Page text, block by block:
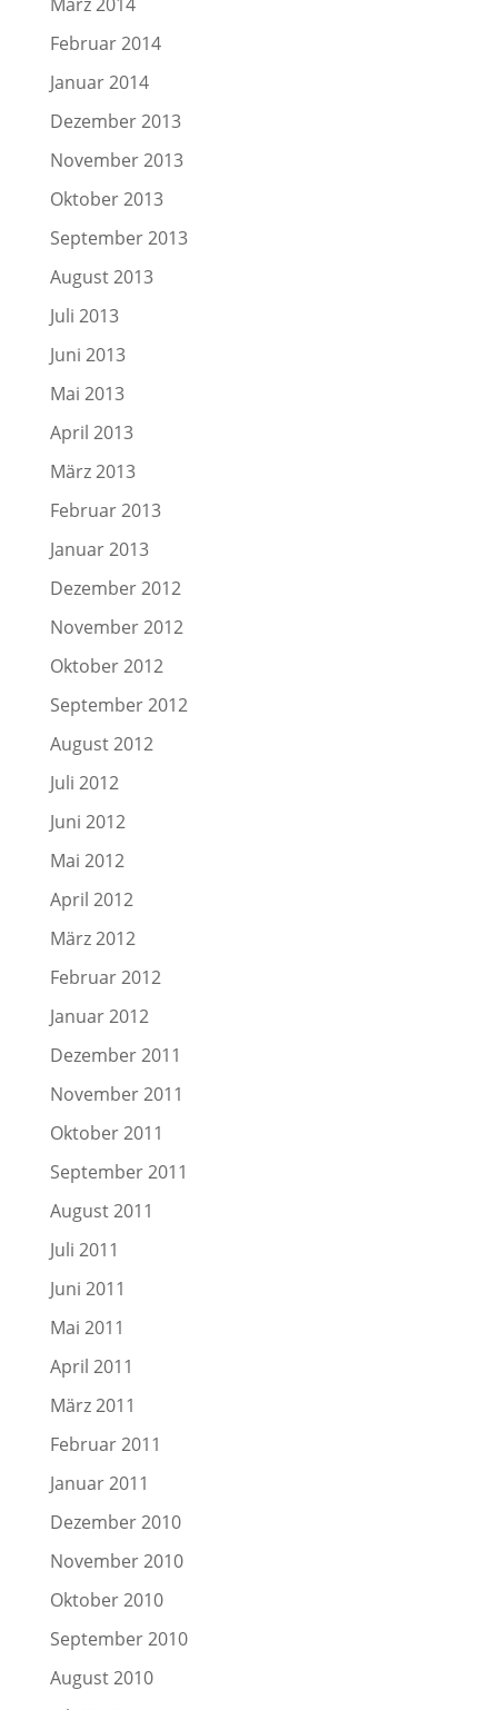
Februar 2014
Januar 2014
Dezember 2013
November 2013
Oktober 2013
September 2013
August 2013
Juli 2013
Juni 2013
Mai 2013
April 2013
März 2013
Februar 2013
Januar 2013
Dezember 2012
November 2012
Oktober 2012
September 2012
August 2012
Juli 2012
Juni 2012
Mai 2012
April 2012
März 2012
Februar 2012
Januar 2012
Dezember 2011
November 2011
Oktober 2011
September 2011
August 2011
Juli 2011
Juni 2011
Mai 2011
April 2011
März 2011
Februar 2011
Januar 2011
Dezember 2010
November 2010
Oktober 2010
September 2010
August 2010